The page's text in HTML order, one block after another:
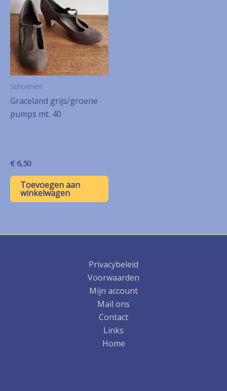
Schoenen
Graceland grijs/groene
pumps mt. 40
€ 6,50
Toevoegen aan
winkelwagen
Privacybeleid
Voorwaarden
Mijn account
Mail ons
Contact
Links
Home